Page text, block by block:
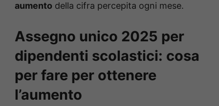
aumento della cifra percepita ogni mese.
Assegno unico 2025 per
dipendenti scolastici: cosa
per fare per ottenere
l’aumento